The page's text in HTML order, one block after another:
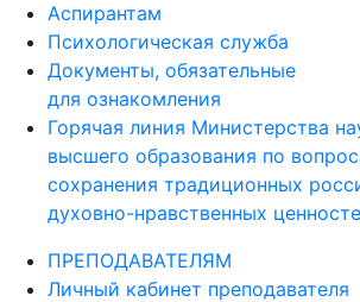
Аспирантам
Психологическая служба
Документы, обязательные
для ознакомления
Горячая линия Министерства
высшего образования по
сохранения традиционных
духовно-нравственных
ПРЕПОДАВАТЕЛЯМ
Личный кабинет преподавателя